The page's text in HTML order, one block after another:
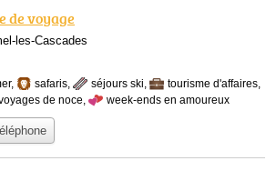
de voyage
les-Cascades
, safaris, séjours ski, tourisme d'affaires,
de noce, week-ends en amoureux